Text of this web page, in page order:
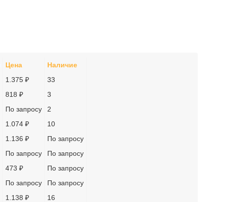
Цена
Наличие
1.375 ₽
33
818 ₽
3
По запросу
2
1.074 ₽
10
1.136 ₽
По запросу
По запросу
По запросу
473 ₽
По запросу
По запросу
По запросу
1.138 ₽
16